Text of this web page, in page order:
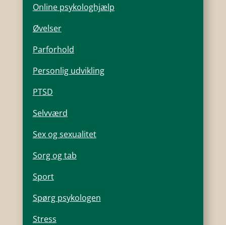
Online psykologhjælp
Øvelser
Parforhold
Personlig udvikling
PTSD
Selvværd
Sex og sexualitet
Sorg og tab
Sport
Spørg psykologen
Stress